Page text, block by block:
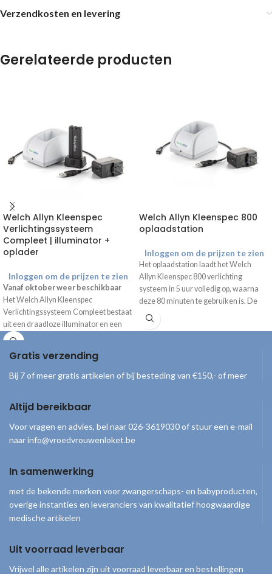
Verzendkosten en levering
Gerelateerde producten
Welch Allyn Kleenspec
Verlichtingssysteem
Compleet | illuminator +
oplader
Inloggen om de prijzen te zien
Vanaf oktober weer beschikbaar
Het Welch Allyn Kleenspec
Verlichtingssysteem Compleet bestaat
uit een draadloze illuminator en een
oplaadstation. Het verlichtingssysteem
het 80 minuten te gebruiken is. De
bijbehorendespeculazijn apart
Welch Allyn Kleenspec 800
oplaadstation
Inloggen om de prijzen te zien
Het oplaadstation laadt het Welch
Allyn Kleenspec 800 verlichting
systeem in 5 uur volledig op, waarna
deze 80 minuten te gebruiken is. De
bijbehorende draadloze
specula
Gratis verzending
Bij 7 of meer gratis artikelen of bij besteding van €150,- of meer
Altijd bereikbaar
Voor vragen en advies, bel naar 026-3619030 of stuur een e-mail
naar info@vroedvrouwenloket.be
In samenwerking
met de bekende merken voor zwangerschaps- en babyproducten,
overige instanties en leveranciers van kwalitatief hoogwaardige
medische artikelen
Uit voorraad leverbaar
Vrijwel alle artikelen zijn uit voorraad leverbaar en bestellingen